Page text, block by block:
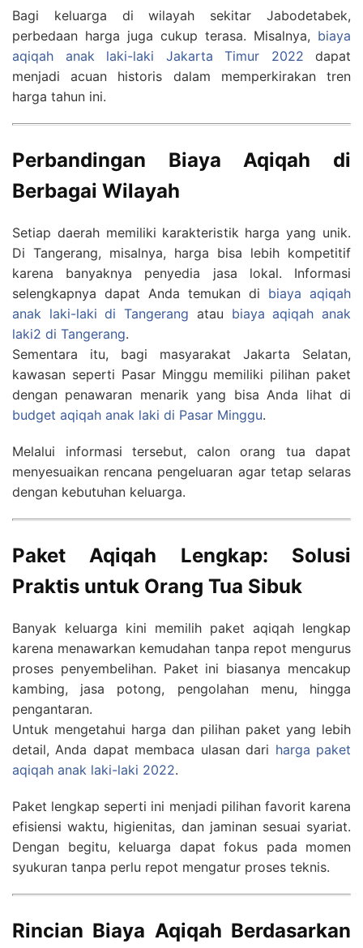
Bagi keluarga di wilayah sekitar Jabodetabek,
perbedaan harga juga cukup terasa. Misalnya, biaya
aqiqah anak laki-laki Jakarta Timur 2022 dapat
menjadi acuan historis dalam memperkirakan tren
harga tahun ini.
Perbandingan Biaya Aqiqah di
Berbagai Wilayah
Setiap daerah memiliki karakteristik harga yang unik.
Di Tangerang, misalnya, harga bisa lebih kompetitif
karena banyaknya penyedia jasa lokal. Informasi
selengkapnya dapat Anda temukan di biaya aqiqah
anak laki-laki di Tangerang atau biaya aqiqah anak
laki2 di Tangerang.
Sementara itu, bagi masyarakat Jakarta Selatan,
kawasan seperti Pasar Minggu memiliki pilihan paket
dengan penawaran menarik yang bisa Anda lihat di
budget aqiqah anak laki di Pasar Minggu.
Melalui informasi tersebut, calon orang tua dapat
menyesuaikan rencana pengeluaran agar tetap selaras
dengan kebutuhan keluarga.
Paket Aqiqah Lengkap: Solusi
Praktis untuk Orang Tua Sibuk
Banyak keluarga kini memilih paket aqiqah lengkap
karena menawarkan kemudahan tanpa repot mengurus
proses penyembelihan. Paket ini biasanya mencakup
kambing, jasa potong, pengolahan menu, hingga
pengantaran.
Untuk mengetahui harga dan pilihan paket yang lebih
detail, Anda dapat membaca ulasan dari harga paket
aqiqah anak laki-laki 2022.
Paket lengkap seperti ini menjadi pilihan favorit karena
efisiensi waktu, higienitas, dan jaminan sesuai syariat.
Dengan begitu, keluarga dapat fokus pada momen
syukuran tanpa perlu repot mengatur proses teknis.
Rincian Biaya Aqiqah Berdasarkan